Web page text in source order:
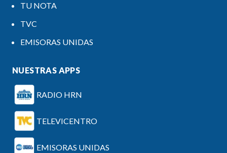
TU NOTA
TVC
EMISORAS UNIDAS
NUESTRAS APPS
RADIO HRN
TELEVICENTRO
EMISORAS UNIDAS